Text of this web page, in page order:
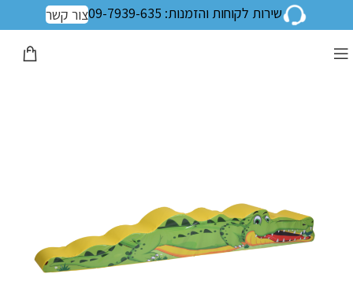
שירות לקוחות והזמנות: 09-7939-635 צור קשר